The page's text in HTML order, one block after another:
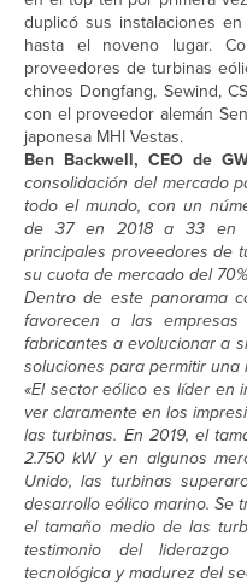
duplicó sus instalaciones
hasta el noveno lugar.
proveedores de turbinas
chinos Dongfang, Sewind,
con el proveedor alemán
japonesa MHI Vestas.
Ben Backwell, CEO de
consolidación del mercado
todo el mundo, con un
de 37 en 2018 a 33 en
principales proveedores de
su cuota de mercado del
Dentro de este panorama
favorecen a las
fabricantes a evolucionar a
soluciones para permitir una
«El sector eólico es líder en
ver claramente en los
las turbinas. En 2019, el
2.750 kW y en algunos
Unido, las turbinas
desarrollo eólico marino. Se
el tamaño medio de las
testimonio del
tecnológica y madurez del